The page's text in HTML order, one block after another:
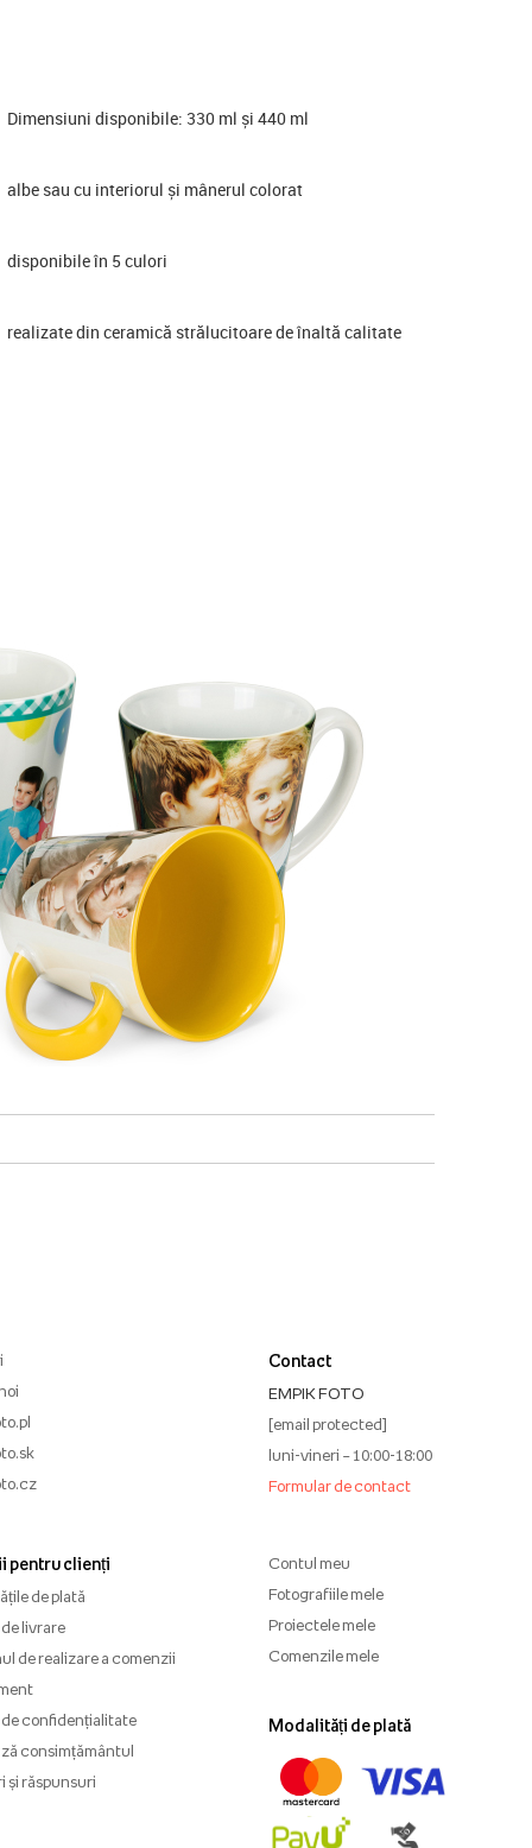
Dimensiuni disponibile: 330 ml și 440 ml
albe sau cu interiorul și mânerul colorat
disponibile în 5 culori
realizate din ceramică strălucitoare de înaltă calitate
pentru clienți
de plată
livrare
de realizare a comenzii
confidențialitate
consimțământul
și răspunsuri
Contact
EMPIK FOTO
[email protected]
luni-vineri – 10:00-18:00
Formular de contact
Contul meu
Fotografiile mele
Proiectele mele
Comenzile mele
Modalități de plată